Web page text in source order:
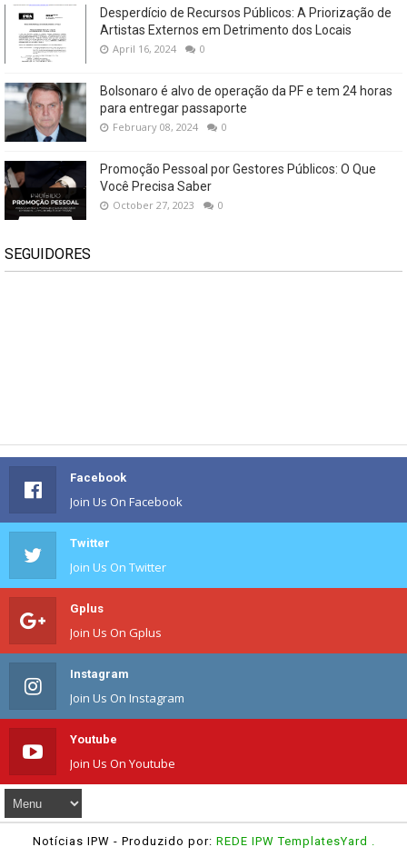
Desperdício de Recursos Públicos: A Priorização de
Artistas Externos em Detrimento dos Locais
April 16, 2024 0
Bolsonaro é alvo de operação da PF e tem 24 horas
para entregar passaporte
February 08, 2024 0
Promoção Pessoal por Gestores Públicos: O Que
Você Precisa Saber
October 27, 2023 0
SEGUIDORES
Facebook
Join Us On Facebook
Twitter
Join Us On Twitter
Gplus
Join Us On Gplus
Instagram
Join Us On Instagram
Youtube
Join Us On Youtube
Notícias IPW - Produzido por: REDE IPW TemplatesYard .